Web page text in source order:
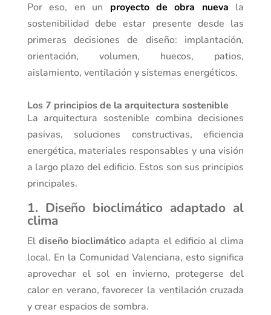
Por eso, en un proyecto de obra nueva la
sostenibilidad debe estar presente desde las
primeras decisiones de diseño: implantación,
orientación, volumen, huecos, patios,
aislamiento, ventilación y sistemas energéticos.
Los 7 principios de la arquitectura sostenible
La arquitectura sostenible combina decisiones
pasivas, soluciones constructivas, eficiencia
energética, materiales responsables y una visión
a largo plazo del edificio. Estos son sus principios
principales.
1. Diseño bioclimático adaptado al
clima
El diseño bioclimático adapta el edificio al clima
local. En la Comunidad Valenciana, esto significa
aprovechar el sol en invierno, protegerse del
calor en verano, favorecer la ventilación cruzada
y crear espacios de sombra.